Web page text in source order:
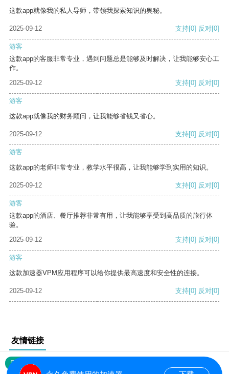
这款app就像我的私人导师，带领我探索知识的奥秘。
2025-09-12 支持[0] 反对[0]
游客
这款app的客服非常专业，遇到问题总是能够及时解决，让我能够安心工
作。
2025-09-12
支持[0] 反对[0]
游客
这款app就像我的财务顾问，让我能够省钱又省心。
2025-09-12 支持[0] 反对[0]
游客
这款app的老师非常专业，教学水平很高，让我能够学到实用的知识。
2025-09-12 支持[0] 反对[0]
游客
这款app的酒店、餐厅推荐非常有用，让我能够享受到高品质的旅行体
验。
2025-09-12
支持[0] 反对[0]
游客
这款加速器VPM应用程序可以给你提供最高速度和安全性的连接。
2025-09-12 支持[0] 反对[0]
友情链接
网站地图